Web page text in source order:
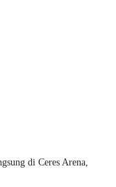
di Ceres Arena,